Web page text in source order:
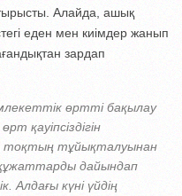
тырысты. Алайда, ашық
еден мен киімдер жанып
зардап
өртті бақылау
қауіпсіздігін
тоқтың тұйықталуынан
дайындап
Алдағы күні үйдің